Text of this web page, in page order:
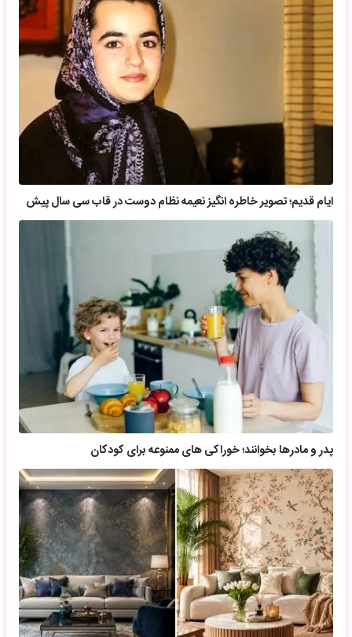
ایام قدیم؛ تصویر خاطره انگیز نعیمه نظام دوست در قاب سی سال پیش
پدر و مادرها بخوانند؛ خوراکی های ممنوعه برای کودکان